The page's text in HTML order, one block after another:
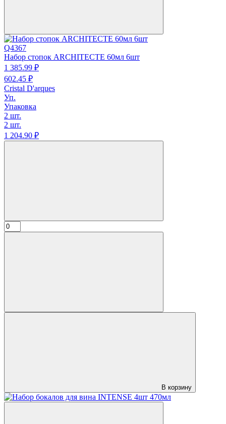
Q4367
Набор стопок ARCHITECTE 60мл 6шт
1 385.99 ₽
602.45 ₽
Cristal D'arques
Уп.
Упаковка
2 шт.
2 шт.
1 204.90 ₽
В корзину